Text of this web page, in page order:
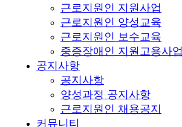
근로지원인 지원사업
근로지원인 양성교육
근로지원인 보수교육
중증장애인 지원고용사업
공지사항
공지사항
양성과정 공지사항
근로지원인 채용공지
커뮤니티